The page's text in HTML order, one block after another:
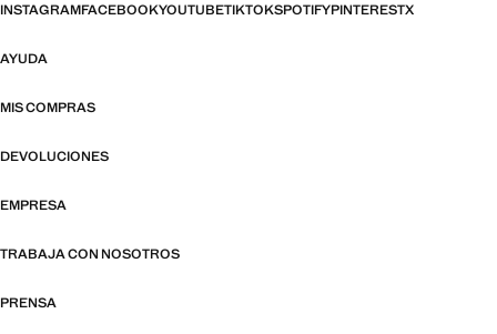
INSTAGRAMFACEBOOKYOUTUBETIKTOKSPOTIFYPINTERESTX
AYUDA
MIS COMPRAS
DEVOLUCIONES
EMPRESA
TRABAJA CON NOSOTROS
PRENSA